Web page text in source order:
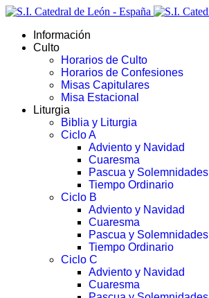
Información
Culto
Horarios de Culto
Horarios de Confesiones
Misas Capitulares
Misa Estacional
Liturgia
Biblia y Liturgia
Ciclo A
Adviento y Navidad
Cuaresma
Pascua y Solemnidades
Tiempo Ordinario
Ciclo B
Adviento y Navidad
Cuaresma
Pascua y Solemnidades
Tiempo Ordinario
Ciclo C
Adviento y Navidad
Cuaresma